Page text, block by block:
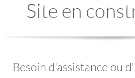
Site en
Besoin d'assistance ou